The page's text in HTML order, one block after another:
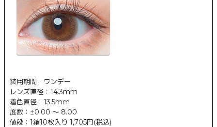
装用期間：ワンデー
レンズ直径：14.3mm
着色直径：13.5mm
度数：±0.00 ～ 8.00
値段：1箱10枚入り 1,705円(税込)